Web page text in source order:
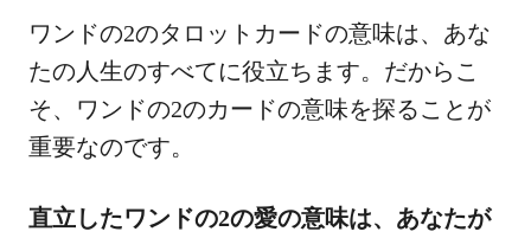
ワンドの2のタロットカードの意味は、あな
たの人生のすべてに役立ちます。だからこ
そ、ワンドの2のカードの意味を探ることが
重要なのです。
直立したワンドの2の愛の意味は、あなたが